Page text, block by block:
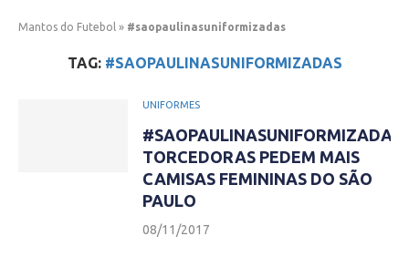
Mantos do Futebol » #saopaulinasuniformizadas
TAG: #SAOPAULINASUNIFORMIZADAS
UNIFORMES
#SAOPAULINASUNIFORMIZADAS:
TORCEDORAS PEDEM MAIS
CAMISAS FEMININAS DO SÃO
PAULO
08/11/2017